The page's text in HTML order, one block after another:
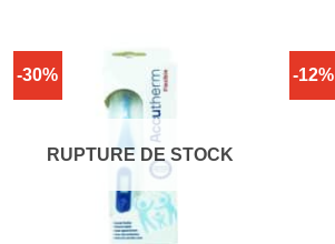
-30%
RUPTURE DE STOCK
-12%